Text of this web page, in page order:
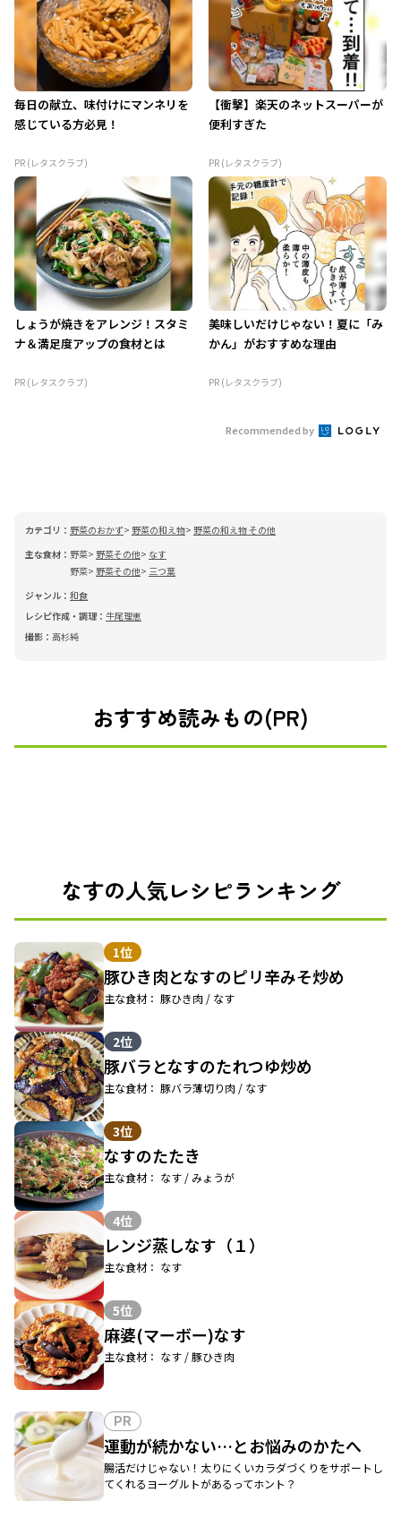
毎日の献立、味付けにマンネリを
感じている方必見！
PR (レタスクラブ)
【衝撃】楽天のネットスーパーが
便利すぎた
PR (レタスクラブ)
しょうが焼きをアレンジ！スタミ
ナ＆満足度アップの食材とは
PR (レタスクラブ)
美味しいだけじゃない！夏に「み
かん」がおすすめな理由
PR (レタスクラブ)
Recommended by
カテゴリ： 野菜のおかず 野菜の和え物
野菜の和え物 その他
主な食材： 野菜 野菜その他
なす
野菜
野菜その他
三つ葉
ジャンル： 和食
レシピ作成・調理： 牛尾理恵
撮影： 高杉純
おすすめ読みもの(PR)
なすの人気レシピランキング
1位
豚ひき肉となすのピリ辛みそ炒め
主な食材： 豚ひき肉 / なす
2位
豚バラとなすのたれつゆ炒め
主な食材： 豚バラ薄切り肉 / なす
3位
なすのたたき
主な食材： なす / みょうが
4位
レンジ蒸しなす（１）
主な食材： なす
5位
麻婆(マーボー)なす
主な食材： なす / 豚ひき肉
PR
運動が続かない…とお悩みのかたへ
腸活だけじゃない！太りにくいカラダづくりをサポートし
てくれるヨーグルトがあるってホント？